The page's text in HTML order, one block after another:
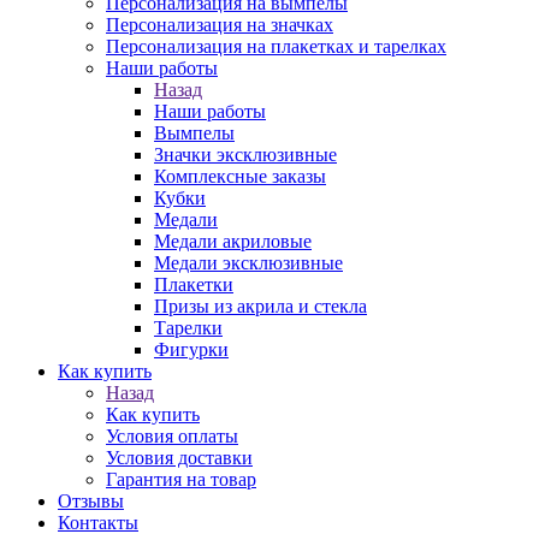
Персонализация на значках
Персонализация на плакетках и тарелках
Наши работы
Назад
Наши работы
Вымпелы
Значки эксклюзивные
Комплексные заказы
Кубки
Медали
Медали акриловые
Медали эксклюзивные
Плакетки
Призы из акрила и стекла
Тарелки
Фигурки
Как купить
Назад
Как купить
Условия оплаты
Условия доставки
Гарантия на товар
Отзывы
Контакты